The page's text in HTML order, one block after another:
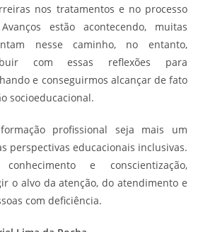
nos tratamentos e no processo
estão acontecendo, muitas
nesse caminho, no entanto,
com essas reflexões para
e conseguirmos alcançar de fato
socioeducacional.
profissional seja mais um
perspectivas educacionais inclusivas.
e conscientização,
o alvo da atenção, do atendimento e
com deficiência.